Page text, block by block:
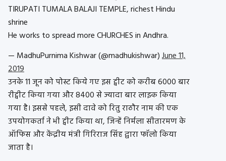
TIRUPATI TUMALA BALAJI TEMPLE, richest Hindu
shrine
He works to spread more CHURCHES in Andhra.
— MadhuPurnima Kishwar (@madhukishwar)June 11,
2019
उनके 11 जून को पोस्ट किये गए इस ट्वीट को करीब 6000 बार
रीट्वीट किया गया और 8400 से ज्यादा बार लाइक किया
गया है। इससे पहले, इसी दावे को रितु राठौर नाम की एक
उपयोगकर्ता ने भी ट्वीट किया था, जिन्हें निर्मला सीतारमण के
ऑफिस और केंद्रीय मंत्री गिरिराज सिंह द्वारा फॉलो किया
जाता है।